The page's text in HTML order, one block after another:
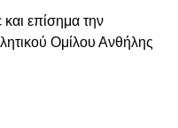
επίσημα την
Ομίλου Ανθήλης